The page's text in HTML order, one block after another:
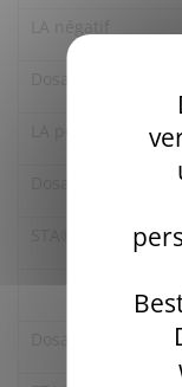
LA négatif
Dosage des facteurs
STA®-Deficient VIII